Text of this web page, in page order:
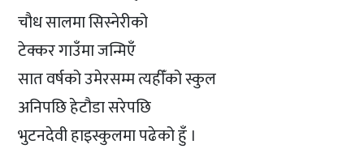
चौध सालमा सिस्नेरीको
टेक्कर गाउँमा जन्मिएँ
सात वर्षको उमेरसम्म त्यहीँको स्कुल
अनिपछि हेटौडा सरेपछि
भुटनदेवी हाइस्कुलमा पढेको हुँ ।